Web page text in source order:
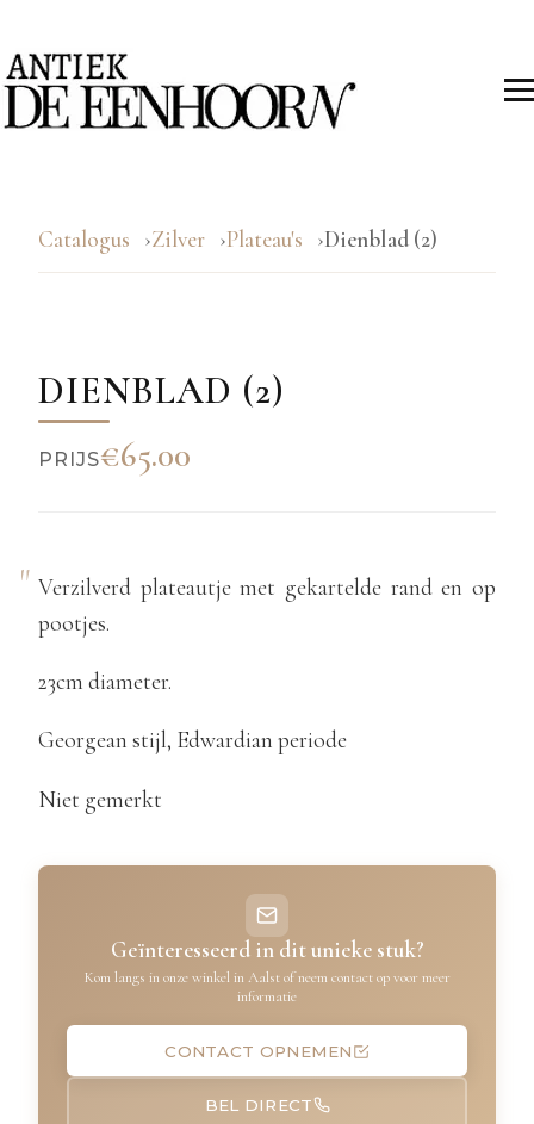
Catalogus Zilver Plateau's Dienblad (2)
DIENBLAD (2)
PRIJS€65.00
Verzilverd plateautje met gekartelde rand en op
pootjes.
23cm diameter.
Georgean stijl, Edwardian periode
Niet gemerkt
Geïnteresseerd in dit unieke stuk?
Kom langs in onze winkel in Aalst of neem contact op voor meer
informatie
CONTACT OPNEMEN
BEL DIRECT